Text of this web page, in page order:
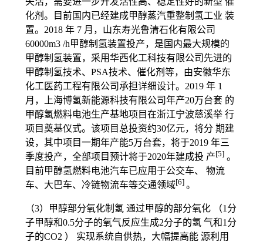
化剂。目前国内已经建成甲醇蒸汽重整制氢工业 装
置。2018 年 7 月，山东寿光鲁清石化有限公司
60000m3 /h甲醇制氢装置投产，是国内最大规模的
甲醇制氢装置，采用华西化工科技有限公司先进的
甲醇制氢技术、PSA技术、催化剂等，由安徽华东
化工医药工程有限公司承担详细设计。2019 年 1
月，上海博氢新能源科技有限公司年产20万台套 的
甲醇氢燃料电池生产基地项目在浙江宁波慈溪举 行
项目奠基仪式。该项目总投资约30亿元，将分 期建
设，其中项目一期年产能5万台套，将于2019 年三
季度投产，全部项目预计将于2020年建成投 产[5] 。
目前甲醇氢燃料电池汽车已应用于公交车、 物流
车、大巴车、冷链物流车等交通领域[6] 。
（3）甲醇部分氧化制氢 通过甲醇的部分氧化 （1分
子甲醇和0.5分子的氧气反应生成2分子的氢 气和1分
子的CO2 ） 实现系统自供热，大幅提高能 源利用